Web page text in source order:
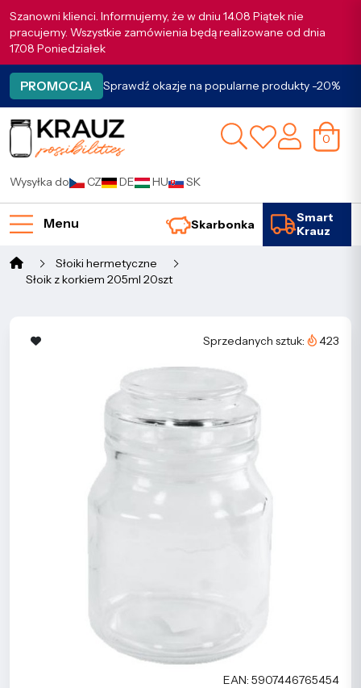
Szanowni klienci. Informujemy, że w dniu 14.08 Piątek nie
pracujemy. Wszystkie zamówienia będą realizowane od dnia
17.08 Poniedziałek
PROMOCJA Sprawdź okazje na popularne produkty -20%
0
Wysyłka do CZ DE HU SK
Menu Skarbonka
Smart
Krauz
Słoiki hermetyczne
Słoik z korkiem 205ml 20szt
Sprzedanych sztuk: 423
EAN: 5907446765454